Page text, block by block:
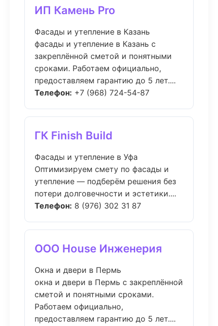
ИП Камень Pro
Фасады и утепление в Казань
фасады и утепление в Казань с
закреплённой сметой и понятными
сроками. Работаем официально,
предоставляем гарантию до 5 лет....
Телефон: +7 (968) 724-54-87
ГК Finish Build
Фасады и утепление в Уфа
Оптимизируем смету по фасады и
утепление — подберём решения без
потери долговечности и эстетики....
Телефон: 8 (976) 302 31 87
ООО House Инженерия
Окна и двери в Пермь
окна и двери в Пермь с закреплённой
сметой и понятными сроками.
Работаем официально,
предоставляем гарантию до 5 лет....